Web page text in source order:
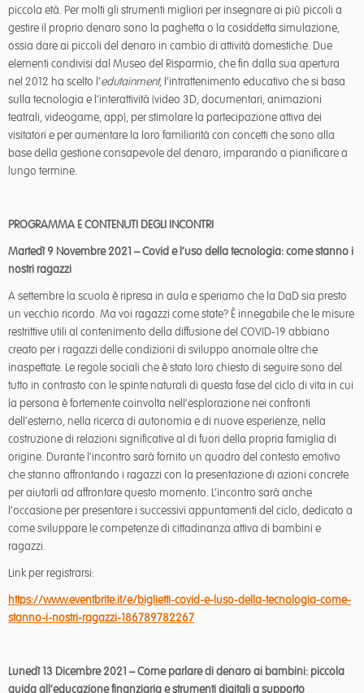
piccola età. Per molti gli strumenti migliori per insegnare ai più piccoli a
gestire il proprio denaro sono la paghetta o la cosiddetta simulazione,
ossia dare ai piccoli del denaro in cambio di attività domestiche. Due
elementi condivisi dal Museo del Risparmio, che fin dalla sua apertura
nel 2012 ha scelto l’edutainment, l’intrattenimento educativo che si basa
sulla tecnologia e l’interattività (video 3D, documentari, animazioni
teatrali, videogame, app), per stimolare la partecipazione attiva dei
visitatori e per aumentare la loro familiarità con concetti che sono alla
base della gestione consapevole del denaro, imparando a pianificare a
lungo termine.
PROGRAMMA E CONTENUTI DEGLI INCONTRI
Martedì 9 Novembre 2021 – Covid e l’uso della tecnologia: come stanno i
nostri ragazzi
A settembre la scuola è ripresa in aula e speriamo che la DaD sia presto
un vecchio ricordo. Ma voi ragazzi come state? È innegabile che le misure
restrittive utili al contenimento della diffusione del COVID-19 abbiano
creato per i ragazzi delle condizioni di sviluppo anomale oltre che
inaspettate. Le regole sociali che è stato loro chiesto di seguire sono del
tutto in contrasto con le spinte naturali di questa fase del ciclo di vita in cui
la persona è fortemente coinvolta nell’esplorazione nei confronti
dell’esterno, nella ricerca di autonomia e di nuove esperienze, nella
costruzione di relazioni significative al di fuori della propria famiglia di
origine. Durante l’incontro sarà fornito un quadro del contesto emotivo
che stanno affrontando i ragazzi con la presentazione di azioni concrete
per aiutarli ad affrontare questo momento. L’incontro sarà anche
l’occasione per presentare i successivi appuntamenti del ciclo, dedicato a
come sviluppare le competenze di cittadinanza attiva di bambini e
ragazzi.
Link per registrarsi:
https://www.eventbrite.it/e/biglietti-covid-e-luso-della-tecnologia-come-
stanno-i-nostri-ragazzi-186789782267
Lunedì 13 Dicembre 2021 – Come parlare di denaro ai bambini: piccola
guida all’educazione finanziaria e strumenti digitali a supporto